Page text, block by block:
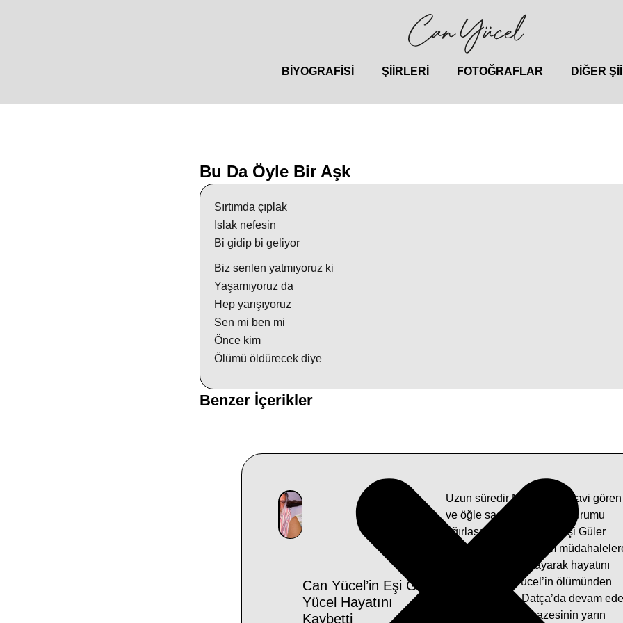
BIYOGRAFISI ŞIIRLERI FOTOĞRAFLAR DIĞER
Bu Da Öyle Bir Aşk
Sırtımda çıplak
Islak nefesin
Bi gidip bi geliyor
Biz senlen yatmıyoruz ki
Yaşamıyoruz da
Hep yarışıyoruz
Sen mi ben mi
Önce kim
Ölümü öldürecek diye
Benzer İçerikler
Can Yücel’in Eşi Güler
Yücel Hayatını
Kaybetti
Uzun süredir Muğla’da tedavi gören
ve öğle saatlerine doğru durumu
ağırlaşan Can Yücel’in eşi Güler
Yücel (85) yapılan tüm
rağmen kurtarılamayarak hayatını
kaybetti. Can Yücel’in ölümünden
sonra hayatına Datça’da devam
Güler Yücel’in cenazesinin yarın